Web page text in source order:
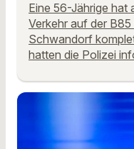
Eine 56-Jährige hat
Verkehr auf der
Schwandorf
hatten die Polizei